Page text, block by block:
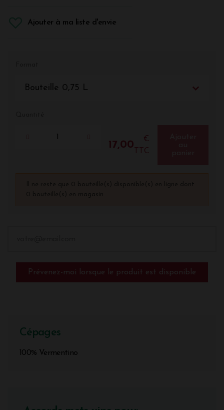
Ajouter à ma liste d'envie
Bouteille 0,75 L
17,00
€
TTC
Prévenez-moi lorsque le produit est disponible
Cépages
100% Vermentino